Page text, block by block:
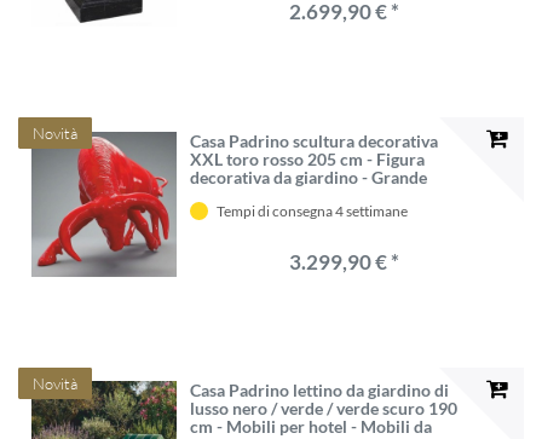
2.699,90 € *
Novità
Casa Padrino scultura decorativa
XXL toro rosso 205 cm - Figura
decorativa da giardino - Grande
naturale
Tempi di consegna 4 settimane
3.299,90 € *
Novità
Casa Padrino lettino da giardino di
lusso nero / verde / verde scuro 190
cm - Mobili per hotel - Mobili da